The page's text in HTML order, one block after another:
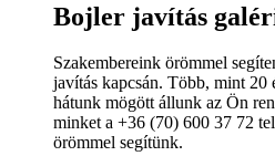
Bojler javítás
Szakembereink örömmel
javítás kapcsán. Több, mint 20
hátunk mögött állunk az Ön
minket a +36 (70) 600 37 72
örömmel segítünk.